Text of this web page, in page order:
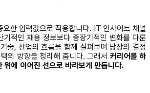
한 입력값으로 작용합니다. IT 인사이트 채널
기적인 채용 정보보다 중장기적인 변화를 다룬
술, 산업의 흐름을 함께 살펴보며 당장의 결정
의 방향을 정리해 줍니다. 그래서 커리어를 하
위에 이어진 선으로 바라보게 만듭니다.